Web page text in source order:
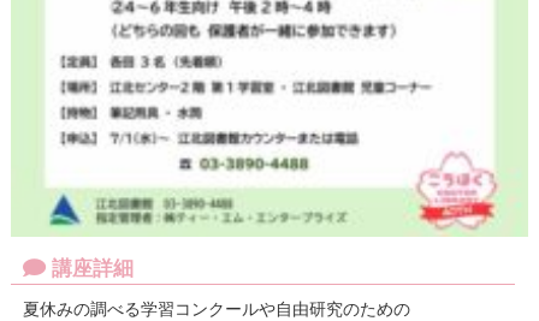
講座詳細
夏休みの調べる学習コンクールや自由研究のための